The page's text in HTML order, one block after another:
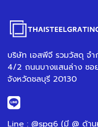
บริษัท เอสพีจี รวมวัสดุ จ
4/2 ถนนบางแสนล่าง ซอ
จังหวัดชลบุรี 20130
Line : @spg6 (มี @ ด้า